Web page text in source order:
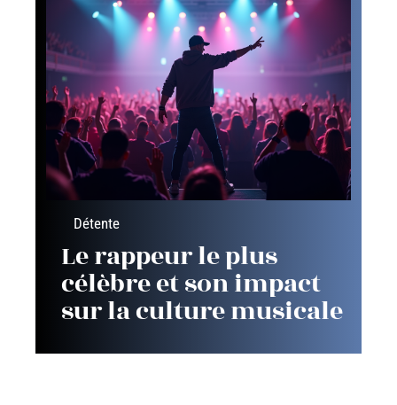
Détente
Le rappeur le plus
célèbre et son impact
sur la culture musicale